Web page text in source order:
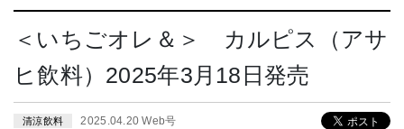
＜いちごオレ＆＞ カルピス（アサ
ヒ飲料）2025年3月18日発売
清涼飲料 2025.04.20 Web号